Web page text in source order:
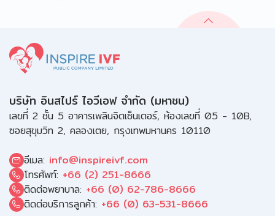
บริษัท อินสไปร์ ไอวีเอฟ จำกัด (มหาชน)
เลขที่ 2 ชั้น 5 อาคารเพลินจิตเซ็นเตอร์, ห้องเลขที่ 05 - 10B,
ซอยสุขุมวิท 2, คลองเตย, กรุงเทพมหานคร 10110
อีเมล: info@inspireivf.com
โทรศัพท์: +66 (2) 251-8666
ติดต่อพยาบาล: +66 (0) 62-786-8666
ติดต่อบริการลูกค้า: +66 (0) 63-531-8666